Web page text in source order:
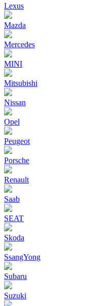
Lexus
Mazda
Mercedes
MINI
Mitsubishi
Nissan
Opel
Peugeot
Porsche
Renault
Saab
SEAT
Skoda
SsangYong
Subaru
Suzuki